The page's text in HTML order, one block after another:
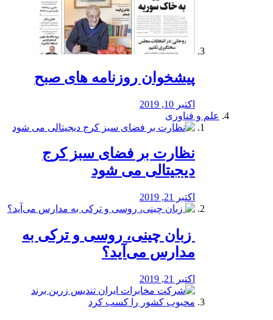
پیشخوان روزنامه های صبح
اکتبر 10, 2019
علم و فناوری
نظارت بر فضای سبز کرج
دیجیتالی می شود
اکتبر 21, 2019
️ زبان چینی، روسی و ترکی به
مدارس می‌آید؟
اکتبر 21, 2019